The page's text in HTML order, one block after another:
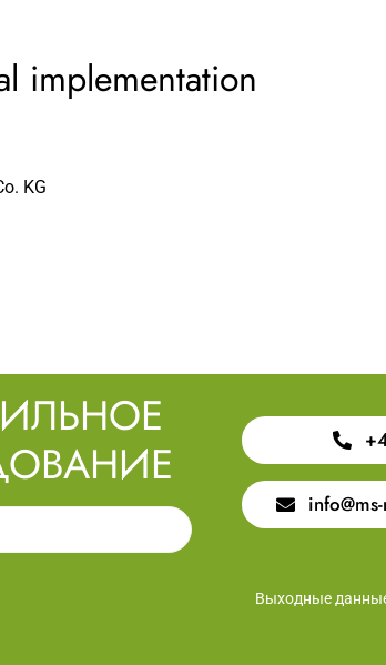
implementation
KG
Выходные